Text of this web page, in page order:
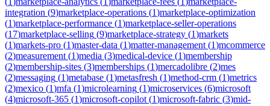
integration (9)marketplace-operations (1)marketplace-optimization
(1)marketplace-performance (1)marketplace-seller-operations
(17)marketplace-selling (9)marketplace-strategy (1)markets
(1)markets-pro (1)master-data (1)matter-management (1)mcommerce
(2)measurement (1)media (3)medical-device (1)membership
(2)membership-sites (3)memberships (1)mercadolibre (2)mes
(2)messaging (1)metabase (1)metasfresh (1)method-crm (1)metrics
(2)mexico (1)mfa (1)microlearning (1)microservices (6)microsoft
(4)microsoft-365 (1)microsoft-copilot (1)microsoft-fabric (3)mid-